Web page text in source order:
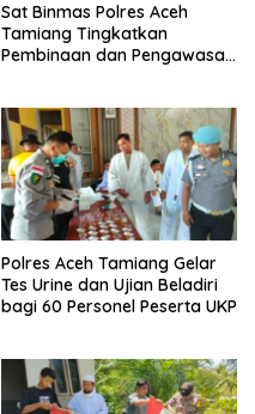
Sat Binmas Polres Aceh
Tamiang Tingkatkan
Pembinaan dan Pengawasan
Polres Aceh Tamiang Gelar
Tes Urine dan Ujian Beladiri
bagi 60 Personel Peserta UKP